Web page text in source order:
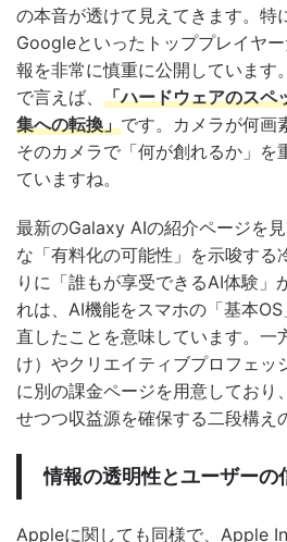
の本音が透けて見えてきます。特
Googleといったトッププレイヤ
報を非常に慎重に公開しています
で言えば、 「ハードウェアのスペ
集への転換」です。カメラが何画
そのカメラで「何が創れるか」を
ていますね。
最新のGalaxy AIの紹介ページを
な「有料化の可能性」を示唆する
りに「誰もが享受できるAI体験」
れは、AI機能をスマホの「基本
直したことを意味しています。一
け）やクリエイティブプロフェッ
に別の課金ページを用意しており
せつつ収益源を確保する二段構え
情報の透明性とユーザーの
Appleに関しても同様で、Apple